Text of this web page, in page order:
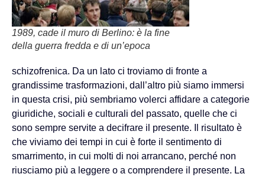
1989, cade il muro di Berlino: è la fine
della guerra fredda e di un’epoca
schizofrenica. Da un lato ci troviamo di fronte a
grandissime trasformazioni, dall’altro più siamo immersi
in questa crisi, più sembriamo volerci affidare a categorie
giuridiche, sociali e culturali del passato, quelle che ci
sono sempre servite a decifrare il presente. Il risultato è
che viviamo dei tempi in cui è forte il sentimento di
smarrimento, in cui molti di noi arrancano, perché non
riusciamo più a leggere o a comprendere il presente. La